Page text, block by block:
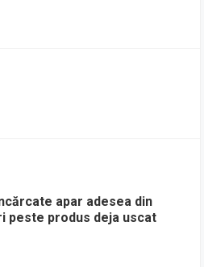
apar adesea din
peste produs deja uscat